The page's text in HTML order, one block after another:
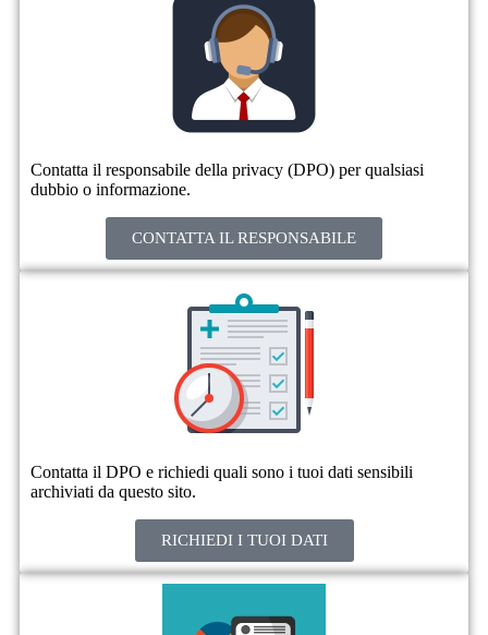
Contatta il responsabile della privacy (DPO) per qualsiasi
dubbio o informazione.
CONTATTA IL RESPONSABILE
Contatta il DPO e richiedi quali sono i tuoi dati sensibili
archiviati da questo sito.
RICHIEDI I TUOI DATI